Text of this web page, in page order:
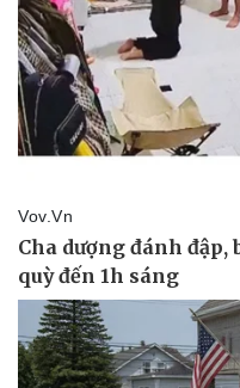
Văn hóa
Sân khấu - Điện ảnh